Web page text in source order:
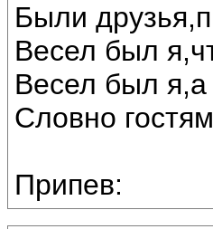
Были
Весел был
Весел был я,а
Словно
Припев: